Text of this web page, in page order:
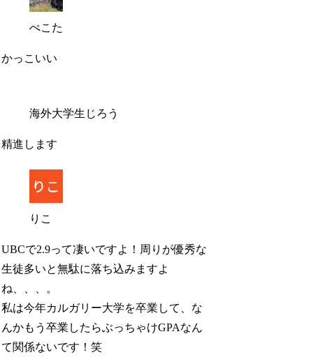
ぺこた
かっこいい
海外大学生じろう
精進します
りこ
UBCで2.9って凄いですよ！周りが優秀な
生徒多いと無駄に落ち込みますよ
ね、、、。
私は今年カルガリー大学を卒業して、な
んかもう卒業したらぶっちゃけGPAなん
て関係ないです！笑